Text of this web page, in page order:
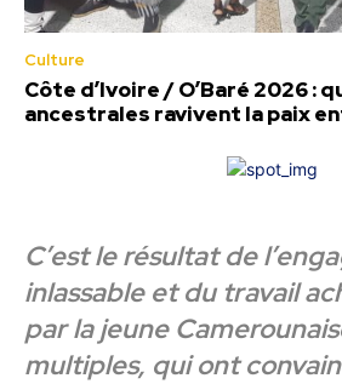
Culture
Côte d’Ivoire / O’Baré 2026 :
ancestrales ravivent la paix
C’est le résultat de
inlassable et du travail
par la jeune
multiples, qui ont